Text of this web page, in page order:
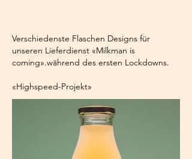
Verschiedenste Flaschen Designs für
unseren Lieferdienst «Milkman is
coming».während des ersten Lockdowns.
«Highspeed-Projekt»